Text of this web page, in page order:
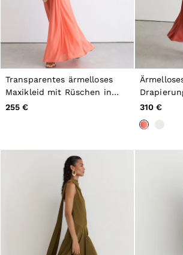
Transparentes ärmelloses
Maxikleid mit Rüschen in
Orange
255 €
310 €